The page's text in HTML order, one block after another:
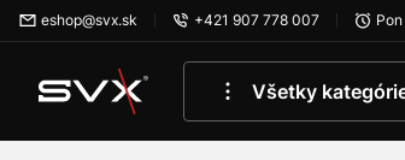
Preskočiť na hlavný obsah
eshop@svx.sk +421 907 778 007
Všetky